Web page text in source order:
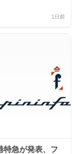
1日前
特急が発表、フ